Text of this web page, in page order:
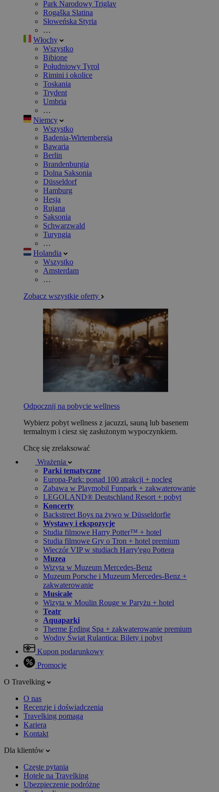
Park Narodowy Triglav
Rogaška Slatina
Słoweńska Styria
…
Włochy
Wszystko
Bibione
Południowy Tyrol
Rimini i okolice
Toskania
Trydent
Umbria
…
Niemcy
Wszystko
Badenia-Wirtembergia
Bawaria
Berlin
Brandenburgia
Dolna Saksonia
Düsseldorf
Hamburg
Hesja
Rujana
Saksonia
Schwarzwald
Turyngia
…
Holandia
Wszystko
Amsterdam
…
Zobacz wszystkie oferty
Odpocznij na pobycie wellness
Wybierz pobyt wellness z jacuzzi, sauną lub basenem
termalnym i ciesz się zasłużonym wypoczynkiem.
Chcę się zrelaksować
Wrażenia
Parki tematyczne
Europa-Park: ponad 100 atrakcji + nocleg
Zabawa w Playmobil Funpark + zakwaterowanie
LEGOLAND® Deutschland Resort + pobyt
Koncerty
Backstreet Boys na żywo w Düsseldorfie
Wystawy i ekspozycje
Studia filmowe Harry Potter™ + hotel
Studia filmowe Gry o Tron + hotel premium
Wieczór VIP w studiach Harry'ego Pottera
Muzea
Wizyta w Muzeum Mercedes-Benz
Muzeum Porsche i Muzeum Mercedes-Benz +
zakwaterowanie
Musicale
Wizyta w Moulin Rouge w Paryżu + hotel
Teatr
Aquaparki
Therme Erding Spa + zakwaterowanie premium
Wodny Świat Rulantica: Bilety i pobyt
Kupon podarunkowy
Promocje
O Travelking
O nas
Recenzje i doświadczenia
Travelking pomaga
Kariera
Kontakt
Dla klientów
Częste pytania
Hotele na Travelking
Ubezpieczenie podróżne